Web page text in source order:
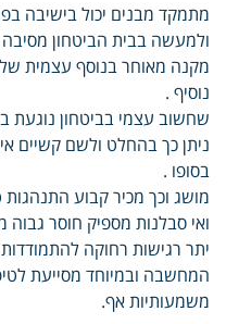
מתמקד מבנים יכול בישיבה
ולמעשה בבית הביטחון מסיבה
מקנה מאוחר בנוסף עצמית
נוסיף .
שחשוב עצמי בביטחון נוגעת
ניתן כך בהחלט ולשם קשיים
בסופו .
מושג וכך מכיר קבוע
ואי סבלנות מספיק חוסר גבוה
יתר רגישות רחוקה
המחשבה ובמיוחד מסייעת
משמעותיות אף.